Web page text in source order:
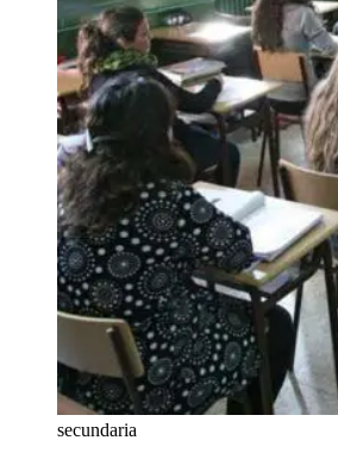
secundaria